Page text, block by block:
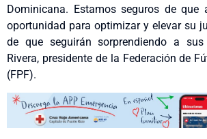
Dominicana. Estamos seguros de que
oportunidad para optimizar y elevar su
de que seguirán sorprendiendo a
Rivera, presidente de la Federación de
(FPF).